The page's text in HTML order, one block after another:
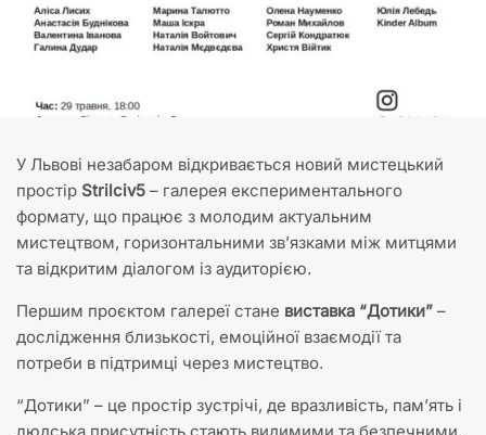
У Львові незабаром відкривається новий мистецький
простір Strilciv5 – галерея експериментального
формату, що працює з молодим актуальним
мистецтвом, горизонтальними зв’язками між митцями
та відкритим діалогом із аудиторією.
Першим проєктом галереї стане виставка “Дотики” –
дослідження близькості, емоційної взаємодії та
потреби в підтримці через мистецтво.
“Дотики” – це простір зустрічі, де вразливість, пам’ять і